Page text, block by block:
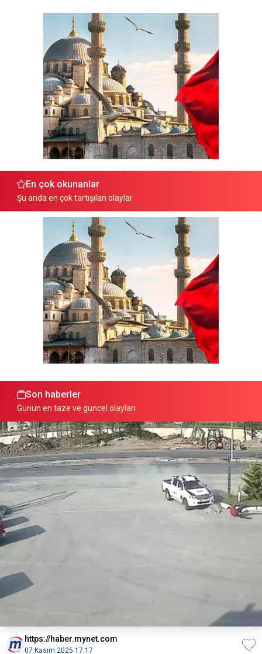
En çok okunanlar
Şu anda en çok tartışılan olaylar
Son haberler
Günün en taze ve güncel olayları
https://haber.mynet.com
07 Kasım 2025 17:17